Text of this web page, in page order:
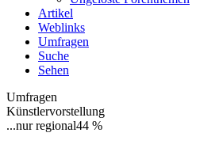
Artikel
Weblinks
Umfragen
Suche
Sehen
Umfragen
Künstlervorstellung
...nur regional44 %